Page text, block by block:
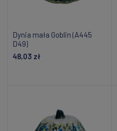
Dynia mała Goblin (A445
D49)
48,03 zł